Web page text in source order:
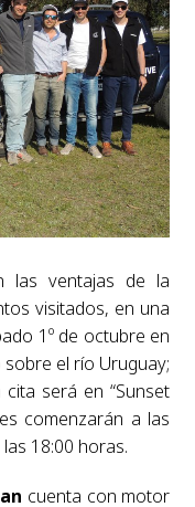
las ventajas de la
visitados, en una
1º de octubre en
el río Uruguay;
será en “Sunset
comenzarán a las
18:00 horas.
cuenta con motor